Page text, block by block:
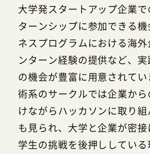
大学発スタートアップ企業
ターンシップに参加できる
ネスプログラムにおける海
ンターン経験の提供など、
の機会が豊富に用意されて
術系のサークルでは企業か
けながらハッカソンに取り
も見られ、大学と企業が密接
学生の挑戦を後押ししてい